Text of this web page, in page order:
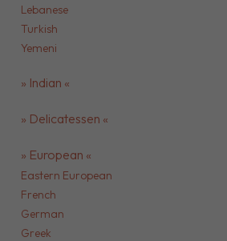
Lebanese
Turkish
Yemeni
» Indian «
» Delicatessen «
» European «
Eastern European
French
German
Greek